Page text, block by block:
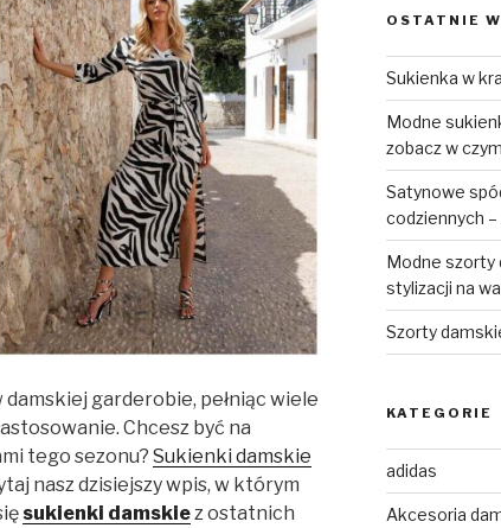
garderobie, pełniąc wiele
Chcesz być na
tego sezonu? Sukienki damskie
nasz dzisiejszy wpis, w którym
sukienki damskiez ostatnich
OSTATNIE
Sukienka w
Modne
zobacz w
Satynowe
codziennych –
Modne szorty
stylizacji na
Szorty
KATEGORIE
adidas
Akcesoria